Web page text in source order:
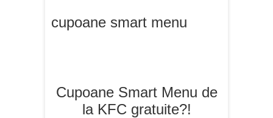
cupoane smart menu
Cupoane Smart Menu de
la KFC gratuite?!